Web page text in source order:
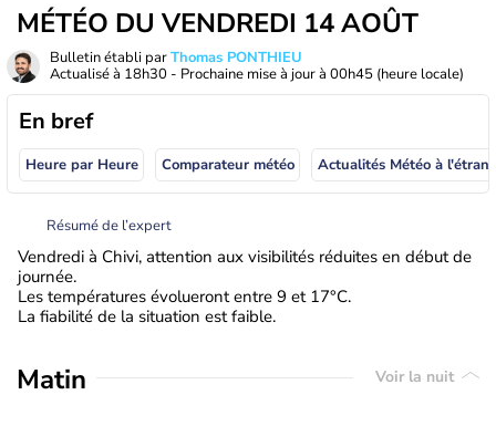
MÉTÉO DU VENDREDI 14 AOÛT
Bulletin établi parThomas PONTHIEU
Actualisé à 18h30 - Prochaine mise à jour à 00h45 (heure locale)
En bref
Heure par Heure Comparateur météo
Résumé de l’expert
Vendredi à Chivi, attention aux visibilités réduites en début de
journée.
Les températures évolueront entre 9 et 17°C.
La fiabilité de la situation est faible.
Matin Voir la nuit